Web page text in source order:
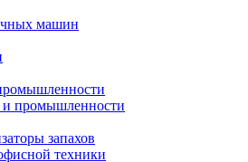
машин
и промышленности
запахов
техники